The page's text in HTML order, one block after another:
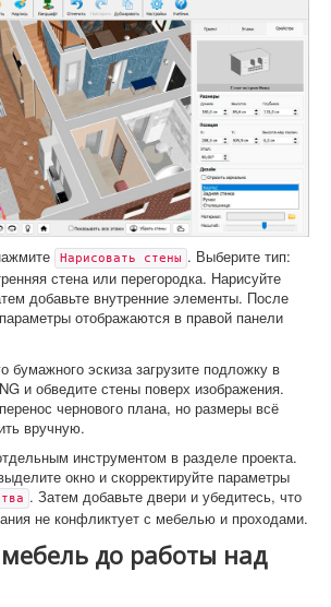
Нарисовать стены . Выберите тип:
стена или перегородка. Нарисуйте
добавьте внутренние элементы. После
отображаются в правой панели
бумажного эскиза загрузите подложку в
и обведите стены поверх изображения.
чернового плана, но размеры всё
вручную.
инструментом в разделе проекта.
окно и скорректируйте параметры
. Затем добавьте двери и убедитесь, что
не конфликтует с мебелью и проходами.
мебель до работы над